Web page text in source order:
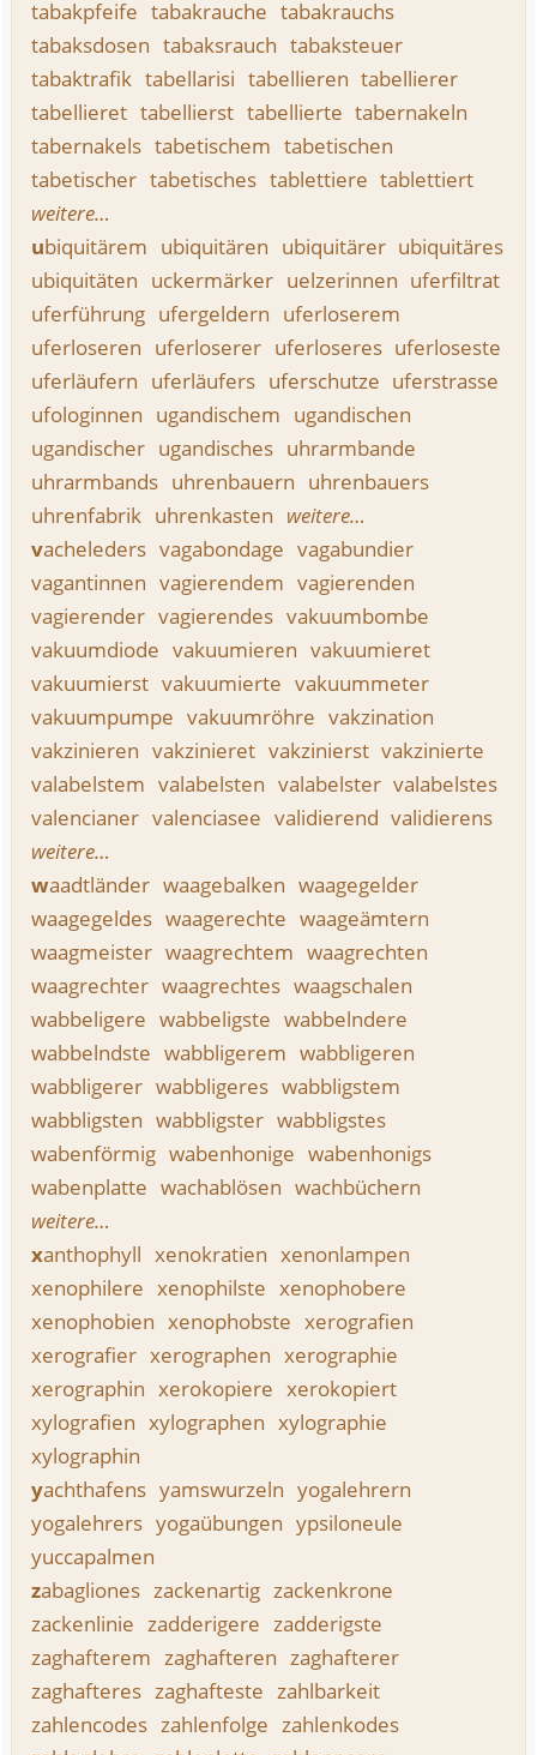
tabakpfeife tabakrauche tabakrauchs
tabaksdosen tabaksrauch tabaksteuer
tabaktrafik tabellarisi tabellieren tabellierer
tabellieret tabellierst tabellierte tabernakeln
tabernakels tabetischem tabetischen
tabetischer tabetisches tablettiere tablettiert
weitere…
ubiquitärem ubiquitären ubiquitärer ubiquitäres
ubiquitäten uckermärker uelzerinnen uferfiltrat
uferführung ufergeldern uferloserem
uferloseren uferloserer uferloseres uferloseste
uferläufern uferläufers uferschutze uferstrasse
ufologinnen ugandischem ugandischen
ugandischer ugandisches uhrarmbande
uhrarmbands uhrenbauern uhrenbauers
uhrenfabrik uhrenkasten weitere…
vacheleders vagabondage vagabundier
vagantinnen vagierendem vagierenden
vagierender vagierendes vakuumbombe
vakuumdiode vakuumieren vakuumieret
vakuumierst vakuumierte vakuummeter
vakuumpumpe vakuumröhre vakzination
vakzinieren vakzinieret vakzinierst vakzinierte
valabelstem valabelsten valabelster valabelstes
valencianer valenciasee validierend validierens
weitere…
waadtländer waagebalken waagegelder
waagegeldes waagerechte waageämtern
waagmeister waagrechtem waagrechten
waagrechter waagrechtes waagschalen
wabbeligere wabbeligste wabbelndere
wabbelndste wabbligerem wabbligeren
wabbligerer wabbligeres wabbligstem
wabbligsten wabbligster wabbligstes
wabenförmig wabenhonige wabenhonigs
wabenplatte wachablösen wachbüchern
weitere…
xanthophyll xenokratien xenonlampen
xenophilere xenophilste xenophobere
xenophobien xenophobste xerografien
xerografier xerographen xerographie
xerographin xerokopiere xerokopiert
xylografien xylographen xylographie
xylographin
yachthafens yamswurzeln yogalehrern
yogalehrers yogaübungen ypsiloneule
yuccapalmen
zabagliones zackenartig zackenkrone
zackenlinie zadderigere zadderigste
zaghafterem zaghafteren zaghafterer
zaghafteres zaghafteste zahlbarkeit
zahlencodes zahlenfolge zahlenkodes